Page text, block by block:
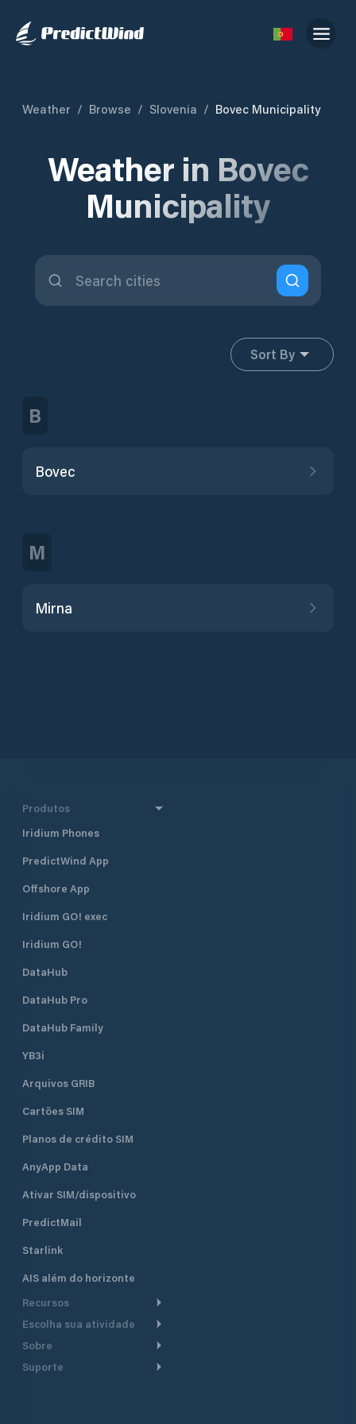
Weather / Browse / Slovenia / Bovec Municipality
Weather in Bovec
Municipality
Sort By
B
Bovec
M
Mirna
Produtos
Iridium Phones
PredictWind App
Offshore App
Iridium GO! exec
Iridium GO!
DataHub
DataHub Pro
DataHub Family
YB3i
Arquivos GRIB
Cartões SIM
Planos de crédito SIM
AnyApp Data
Ativar SIM/dispositivo
PredictMail
Starlink
AIS além do horizonte
Recursos
Roteamento meteorológico
embarcações a motor
Escolha sua atividade
Cruzeiro
Lanchas
Sobre
Faça um tour
Suporte